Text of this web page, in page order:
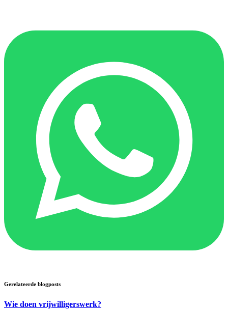
Gerelateerde blogposts
Wie doen vrijwilligerswerk?